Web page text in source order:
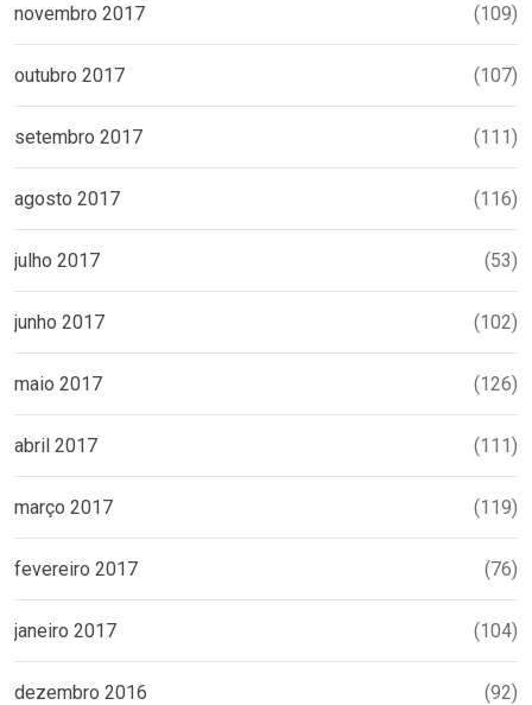
novembro 2017 (109)
outubro 2017 (107)
setembro 2017 (111)
agosto 2017 (116)
julho 2017 (53)
junho 2017 (102)
maio 2017 (126)
abril 2017 (111)
março 2017 (119)
fevereiro 2017 (76)
janeiro 2017 (104)
dezembro 2016 (92)